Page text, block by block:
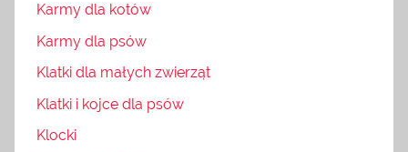
Karmy dla kotów
Karmy dla psów
Klatki dla małych zwierząt
Klatki i kojce dla psów
Klocki